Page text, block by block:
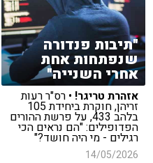
"תיבות פנדורה
שנפתחות אחת
אחרי השנייה"
אזהרת טריגר! • רס"ר רעות
זריהן, חוקרת ביחידת 105
בלהב 433, על פרשת ההורים
הפדופילים: "הם נראים הכי
רגילים - מי היה חושד?"
14/05/2026